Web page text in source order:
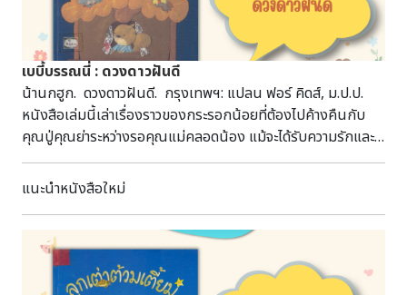
เบบี้บรรณนี่ : ดวงดาวฝันดี
น้านกฮูก. ดวงดาวฝันดี. กรุงเทพฯ: แปลน ฟอร์ คิดส์, ม.ป.ป.
หนังสือเล่มนี้เล่าเรื่องราวของกระรอกน้อยที่ต้องไปค้างคืนกับ
คุณปู่คุณย่าระหว่างรอคุณแม่คลอดน้อง แม้จะได้รับความรักและ
การดูแลเป็นอย่างดี แต่ก็ยังคิดถึงคุณพ่อคุณแม่ จนเพื่อน ๆ ร่วม
มือกันหาวิธีมอบดวงดาวฝันดี เพื่อปลอบโยนให้คลายความกังวล
การแบ่งปัน และการปรับตัวต่อการเปลี่ยนแปลง พร้อมส่งเสริมให้
เด็กเรียนรู้การเป็นเด็กดีและมองโลกในแง่ดี ย
น468ม ห้องหนูรักการอ่าน
แนะนำหนังสือใหม่